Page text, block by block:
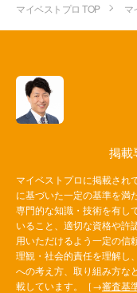
マイベストプロ TOP マ
掲載
マイベストプロに掲載され
に基づいた一定の基準を満
専門的な知識・技術を有し
いること、適切な資格や許
用いただけるよう一定の信
理観・社会的責任を理解し
への考え方、取り組み方な
載しています。［→審査基